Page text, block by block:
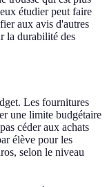
étudier peut faire
aux avis d'autres
la durabilité des
Les fournitures
une limite budgétaire
céder aux achats
élève pour les
selon le niveau